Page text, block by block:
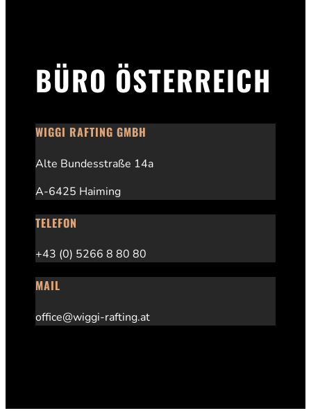
BÜRO ÖSTERREICH
WIGGI RAFTING GMBH
Alte Bundesstraße 14a
A-6425 Haiming
TELEFON
+43 (0) 5266 8 80 80
MAIL
office@wiggi-rafting.at